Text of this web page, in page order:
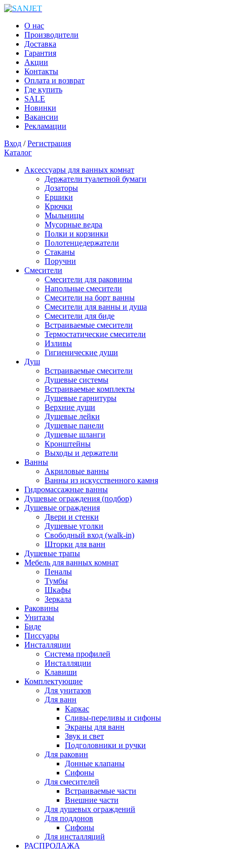
О нас
Производители
Доставка
Гарантия
Акции
Контакты
Оплата и возврат
Где купить
SALE
Новинки
Вакансии
Рекламации
Вход /Регистрация
Каталог
Аксессуары для ванных комнат
Держатели туалетной бумаги
Дозаторы
Ершики
Крючки
Мыльницы
Мусорные ведра
Полки и корзинки
Полотенцедержатели
Стаканы
Поручни
Смесители
Смесители для раковины
Напольные смесители
Смесители на борт ванны
Смесители для ванны и душа
Смесители для биде
Встраиваемые смесители
Термостатические смесители
Изливы
Гигиенические души
Душ
Встраиваемые смесители
Душевые системы
Встраиваемые комплекты
Душевые гарнитуры
Верхние души
Душевые лейки
Душевые панели
Душевые шланги
Кронштейны
Выходы и держатели
Ванны
Акриловые ванны
Ванны из искусственного камня
Гидромассажные ванны
Душевые ограждения (подбор)
Душевые ограждения
Двери и стенки
Душевые уголки
Свободный вход (walk-in)
Шторки для ванн
Душевые трапы
Мебель для ванных комнат
Пеналы
Тумбы
Шкафы
Зеркала
Раковины
Унитазы
Биде
Писсуары
Инсталляции
Система профилей
Инсталляции
Клавиши
Комплектующие
Для унитазов
Для ванн
Каркас
Сливы-переливы и сифоны
Экраны для ванн
Звук и свет
Подголовники и ручки
Для раковин
Донные клапаны
Сифоны
Для смесителей
Встраиваемые части
Внешние части
Для душевых ограждений
Для поддонов
Сифоны
Для инсталляций
РАСПРОДАЖА